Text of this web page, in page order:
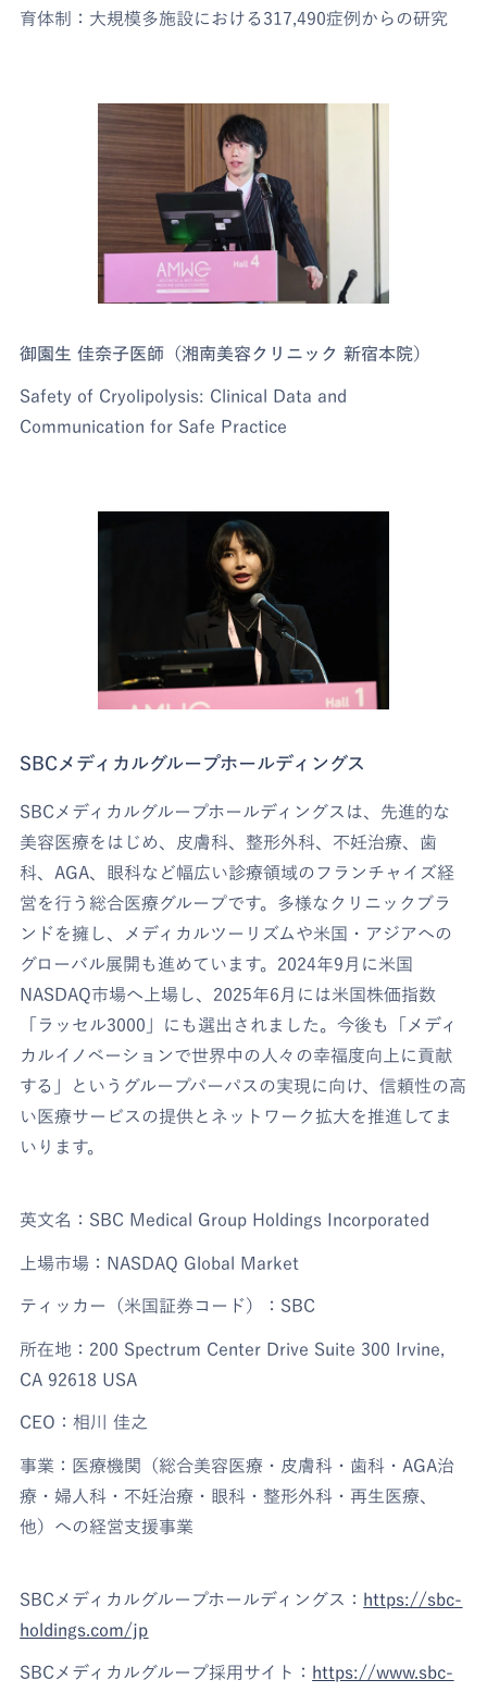
育体制：大規模多施設における317,490症例からの研究
御園生 佳奈子医師（湘南美容クリニック 新宿本院）
Safety of Cryolipolysis: Clinical Data and
Communication for Safe Practice
SBCメディカルグループホールディングス
SBCメディカルグループホールディングスは、先進的な
美容医療をはじめ、皮膚科、整形外科、不妊治療、歯
科、AGA、眼科など幅広い診療領域のフランチャイズ経
営を行う総合医療グループです。多様なクリニックブラ
ンドを擁し、メディカルツーリズムや米国・アジアへの
グローバル展開も進めています。2024年9月に米国
NASDAQ市場へ上場し、2025年6月には米国株価指数
「ラッセル3000」にも選出されました。今後も「メディ
カルイノベーションで世界中の人々の幸福度向上に貢献
する」というグループパーパスの実現に向け、信頼性の高
い医療サービスの提供とネットワーク拡大を推進してま
いります。
英文名：SBC Medical Group Holdings Incorporated
上場市場：NASDAQ Global Market
ティッカー（米国証券コード）：SBC
所在地：200 Spectrum Center Drive Suite 300 Irvine,
CA 92618 USA
CEO：相川 佳之
事業：医療機関（総合美容医療・皮膚科・歯科・AGA治
療・婦人科・不妊治療・眼科・整形外科・再生医療、
他）への経営支援事業
SBCメディカルグループホールディングス： https://sbc-
holdings.com/jp
SBCメディカルグループ採用サイト： https://www.sbc-